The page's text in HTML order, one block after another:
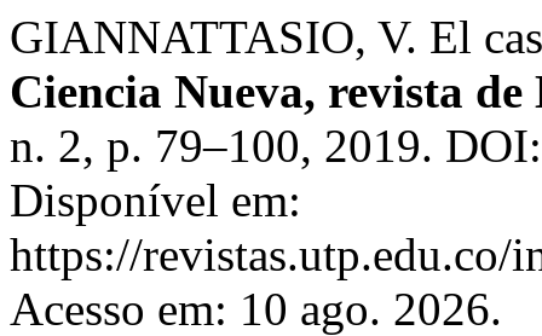
GIANNATTASIO, V. El
Ciencia Nueva, revista
n. 2, p. 79–100, 2019.
Disponível em:
https://
Acesso em: 10 ago. 2026.